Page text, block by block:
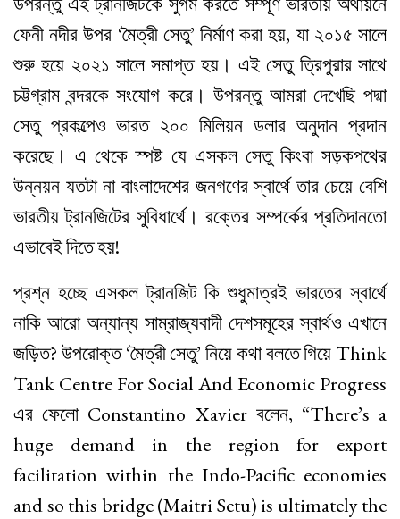
ফেনী নদীর উপর ‘মৈত্রী সেতু’ নির্মাণ করা হয়, যা ২০১৫ সালে
শুরু হয়ে ২০২১ সালে সমাপ্ত হয়। এই সেতু ত্রিপুরার সাথে
চট্টগ্রাম বন্দরকে সংযোগ করে। উপরন্তু আমরা দেখেছি পদ্মা
সেতু প্রকল্পেও ভারত ২০০ মিলিয়ন ডলার অনুদান প্রদান
করেছে। এ থেকে স্পষ্ট যে এসকল সেতু কিংবা সড়কপথের
উন্নয়ন যতটা না বাংলাদেশের জনগণের স্বার্থে তার চেয়ে বেশি
ভারতীয় ট্রানজিটের সুবিধার্থে। রক্তের সম্পর্কের প্রতিদানতো
এভাবেই দিতে হয়!
প্রশ্ন হচ্ছে এসকল ট্রানজিট কি শুধুমাত্রই ভারতের স্বার্থে
নাকি আরো অন্যান্য সাম্রাজ্যবাদী দেশসমূহের স্বার্থও এখানে
জড়িত? উপরোক্ত ‘মৈত্রী সেতু’ নিয়ে কথা বলতে গিয়ে Think
Tank Centre For Social And Economic Progress
এর ফেলো Constantino Xavier বলেন, “There’s a
huge demand in the region for export
facilitation within the Indo-Pacific economies
and so this bridge (Maitri Setu) is ultimately the